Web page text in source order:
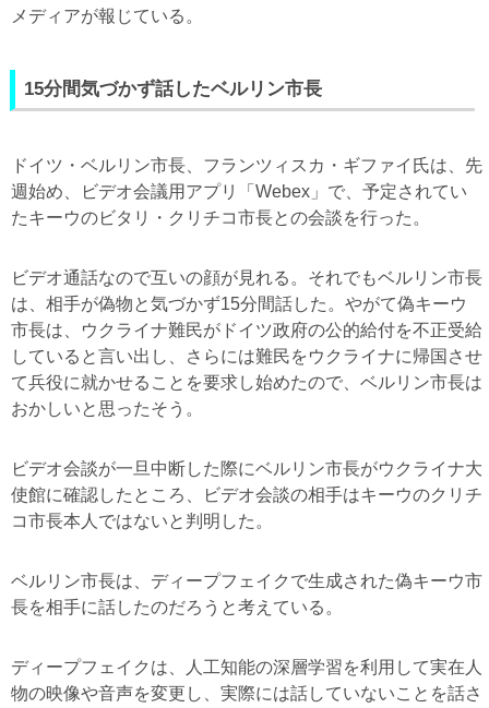
メディアが報じている。
15分間気づかず話したベルリン市長
ドイツ・ベルリン市長、フランツィスカ・ギファイ氏は、先
週始め、ビデオ会議用アプリ「Webex」で、予定されてい
たキーウのビタリ・クリチコ市長との会談を行った。
ビデオ通話なので互いの顔が見れる。それでもベルリン市長
は、相手が偽物と気づかず15分間話した。やがて偽キーウ
市長は、ウクライナ難民がドイツ政府の公的給付を不正受給
していると言い出し、さらには難民をウクライナに帰国させ
て兵役に就かせることを要求し始めたので、ベルリン市長は
おかしいと思ったそう。
ビデオ会談が一旦中断した際にベルリン市長がウクライナ大
使館に確認したところ、ビデオ会談の相手はキーウのクリチ
コ市長本人ではないと判明した。
ベルリン市長は、ディープフェイクで生成された偽キーウ市
長を相手に話したのだろうと考えている。
ディープフェイクは、人工知能の深層学習を利用して実在人
物の映像や音声を変更し、実際には話していないことを話さ